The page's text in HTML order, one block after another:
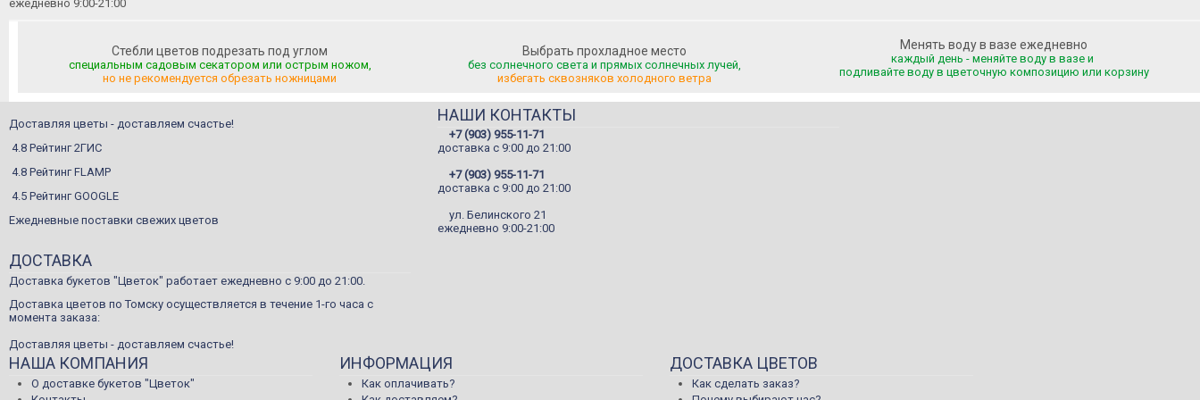
ежедневно 9:00-21:00
Стебли цветов подрезать под углом
специальным садовым секатором или острым ножом,
но не рекомендуется обрезать ножницами
Выбрать прохладное место
без солнечного света и прямых солнечных лучей,
избегать сквозняков холодного ветра
Менять воду в вазе ежедневно
каждый день - меняйте воду в вазе и
подливайте воду в цветочную композицию или корзину
Доставляя цветы - доставляем счастье!
4.8 Рейтинг 2ГИС
4.8 Рейтинг FLAMP
4.5 Рейтинг GOOGLE
Ежедневные поставки свежих цветов
НАШИ КОНТАКТЫ
+7 (903) 955-11-71
доставка c 9:00 до 21:00
+7 (903) 955-11-71
доставка c 9:00 до 21:00
ул. Белинского 21
ежедневно 9:00-21:00
ДОСТАВКА
Доставка букетов "Цветок" работает ежедневно с 9:00 до 21:00.
Доставка цветов по Томску осуществляется в течение 1-го часа с
момента заказа:
Доставляя цветы - доставляем счастье!
НАША КОМПАНИЯ
О доставке букетов "Цветок"
ИНФОРМАЦИЯ
Как оплачивать?
ДОСТАВКА ЦВЕТОВ
Как сделать заказ?